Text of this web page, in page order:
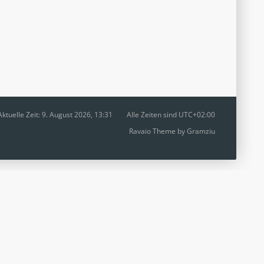
Alle Zeiten sind UTC+02:00
Zeit: 9. August 2026, 13:31
Ravaio Theme byGramziu